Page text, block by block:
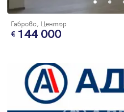
Габрово, Център
144 000